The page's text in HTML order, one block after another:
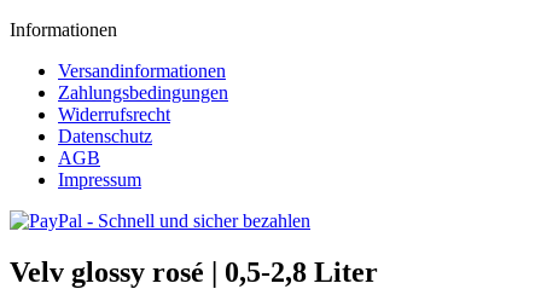
Informationen
Versandinformationen
Zahlungsbedingungen
Widerrufsrecht
Datenschutz
AGB
Impressum
Velv glossy rosé | 0,5-2,8 Liter